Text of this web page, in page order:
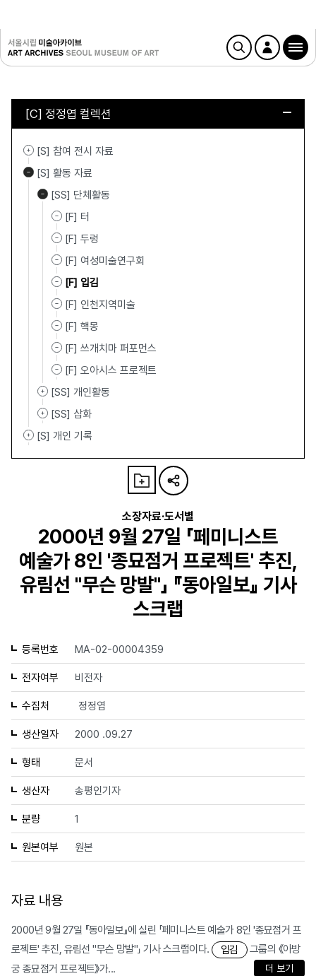
[C] 정정엽 컬렉션
[S] 참여 전시 자료
[S] 활동 자료
[SS] 단체활동
[F] 터
[F] 두렁
[F] 여성미술연구회
[F] 입김
[F] 인천지역미술
[F] 핵몽
[F] 쓰개치마 퍼포먼스
[F] 오아시스 프로젝트
[SS] 개인활동
[SS] 삽화
[S] 개인 기록
소장자료·도서별
2000년 9월 27일 「페미니스트
예술가 8인 '종묘점거 프로젝트' 추진,
유림선 "무슨 망발"」 『동아일보』 기사
스크랩
등록번호 MA-02-00004359
전자여부 비전자
수집처 정정엽
생산일자 2000 .09.27
형태 문서
생산자 송평인기자
분량 1
원본여부 원본
자료 내용
2000년 9월 27일 『동아일보』에 실린 「페미니스트 예술가 8인 '종묘점거 프
로젝트' 추진, 유림선 "무슨 망발"」 기사 스크랩이다.
입김
그룹의 《아방
궁 종묘점거 프로젝트》가...
더 보기